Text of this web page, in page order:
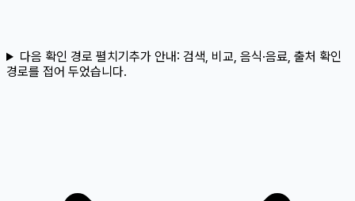
다음 확인 경로 펼치기추가 안내: 검색, 비교, 음식·음료, 출처 확인
경로를 접어 두었습니다.